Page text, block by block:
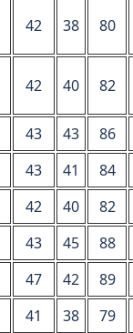
42 38 80
42 40 82
43 43 86
43 41 84
42 40 82
43 45 88
47 42 89
41 38 79